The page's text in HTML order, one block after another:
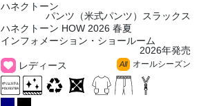
ハネクトーン
パンツ（米式パンツ）スラックス
ハネクトーン HOW 2026 春夏
インフォメーション・ショールーム
2026年発売
レディース
All オールシーズン